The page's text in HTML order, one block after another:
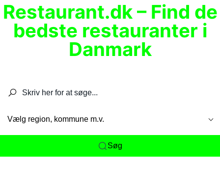
Restaurant.dk – Find de
bedste restauranter i
Danmark
Vælg region, kommune m.v.
Søg